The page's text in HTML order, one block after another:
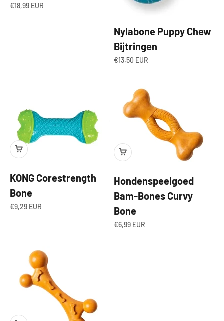
Aanbiedingsprijs
€18,99 EUR
Nylabone Puppy Chew
Bijtringen
Aanbiedingsprijs
€13,50 EUR
KONG Corestrength
Bone
Aanbiedingsprijs
€9,29 EUR
Hondenspeelgoed
Bam-Bones Curvy
Bone
Aanbiedingsprijs
€6,99 EUR